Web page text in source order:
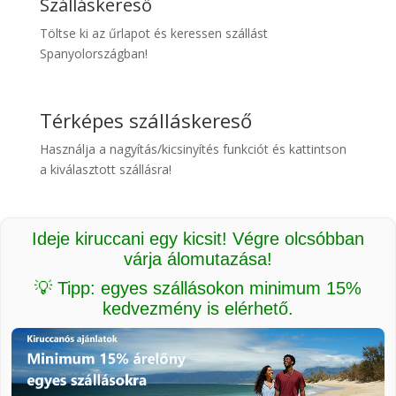
Szálláskereső
Töltse ki az űrlapot és keressen szállást
Spanyolországban!
Térképes szálláskereső
Használja a nagyítás/kicsinyítés funkciót és kattintson
a kiválasztott szállásra!
Ideje kiruccani egy kicsit! Végre olcsóbban
várja álomutazása!
💡 Tipp: egyes szállásokon minimum 15%
kedvezmény is elérhető.